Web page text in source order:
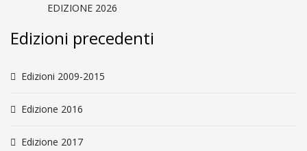
EDIZIONE 2026
Edizioni precedenti
Edizioni 2009-2015
Edizione 2016
Edizione 2017